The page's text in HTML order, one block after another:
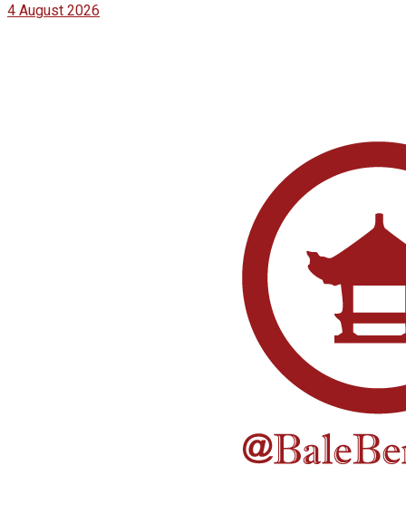
4 August 2026